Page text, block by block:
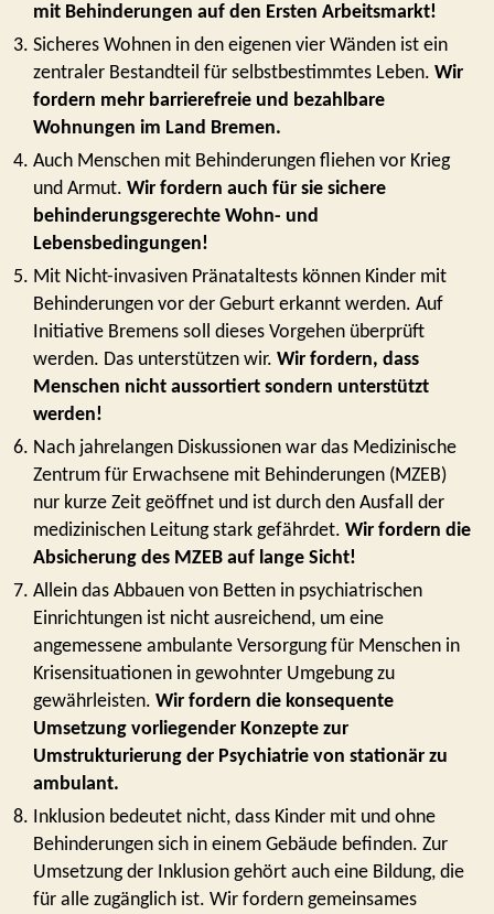
mit Behinderungen auf den Ersten Arbeitsmarkt!
Sicheres Wohnen in den eigenen vier Wänden ist ein
zentraler Bestandteil für selbstbestimmtes Leben. Wir
fordern mehr barrierefreie und bezahlbare
Wohnungen im Land Bremen.
Auch Menschen mit Behinderungen fliehen vor Krieg
und Armut. Wir fordern auch für sie sichere
behinderungsgerechte Wohn- und
Lebensbedingungen!
Mit Nicht-invasiven Pränataltests können Kinder mit
Behinderungen vor der Geburt erkannt werden. Auf
Initiative Bremens soll dieses Vorgehen überprüft
werden. Das unterstützen wir. Wir fordern, dass
Menschen nicht aussortiert sondern unterstützt
werden!
Nach jahrelangen Diskussionen war das Medizinische
Zentrum für Erwachsene mit Behinderungen (MZEB)
nur kurze Zeit geöffnet und ist durch den Ausfall der
medizinischen Leitung stark gefährdet. Wir fordern die
Absicherung des MZEB auf lange Sicht!
Allein das Abbauen von Betten in psychiatrischen
Einrichtungen ist nicht ausreichend, um eine
angemessene ambulante Versorgung für Menschen in
Krisensituationen in gewohnter Umgebung zu
gewährleisten. Wir fordern die konsequente
Umsetzung vorliegender Konzepte zur
Umstrukturierung der Psychiatrie von stationär zu
ambulant.
Inklusion bedeutet nicht, dass Kinder mit und ohne
Behinderungen sich in einem Gebäude befinden. Zur
Umsetzung der Inklusion gehört auch eine Bildung, die
für alle zugänglich ist. Wir fordern gemeinsames